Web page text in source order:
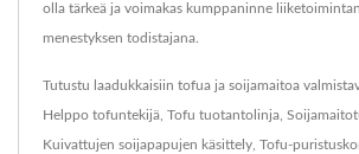
olla tärkeä ja voimakas kumppaninne
menestyksen todistajana.
Tutustu laadukkaisiin tofua ja soijamaitoa
Helppo tofuntekijä Tofu tuotantolinja
Kuivattujen soijapapujen käsittely Tofu-